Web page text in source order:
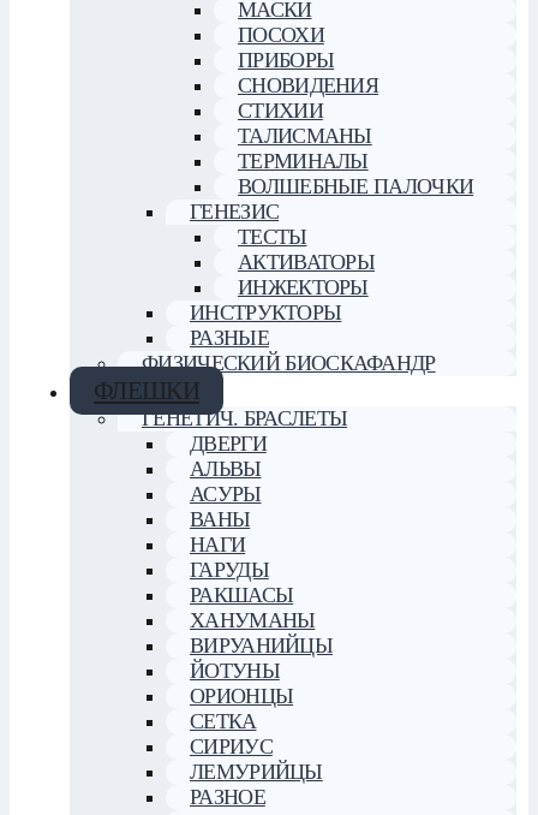
МАСКИ
ПОСОХИ
ПРИБОРЫ
СНОВИДЕНИЯ
СТИХИИ
ТАЛИСМАНЫ
ТЕРМИНАЛЫ
ВОЛШЕБНЫЕ ПАЛОЧКИ
ГЕНЕЗИС
ТЕСТЫ
АКТИВАТОРЫ
ИНЖЕКТОРЫ
ИНСТРУКТОРЫ
РАЗНЫЕ
ФИЗИЧЕСКИЙ БИОСКАФАНДР
ФЛЕШКИ
ГЕНЕТИЧ. БРАСЛЕТЫ
ДВЕРГИ
АЛЬВЫ
АСУРЫ
ВАНЫ
НАГИ
ГАРУДЫ
РАКШАСЫ
ХАНУМАНЫ
ВИРУАНИЙЦЫ
ЙОТУНЫ
ОРИОНЦЫ
СЕТКА
СИРИУС
ЛЕМУРИЙЦЫ
РАЗНОЕ